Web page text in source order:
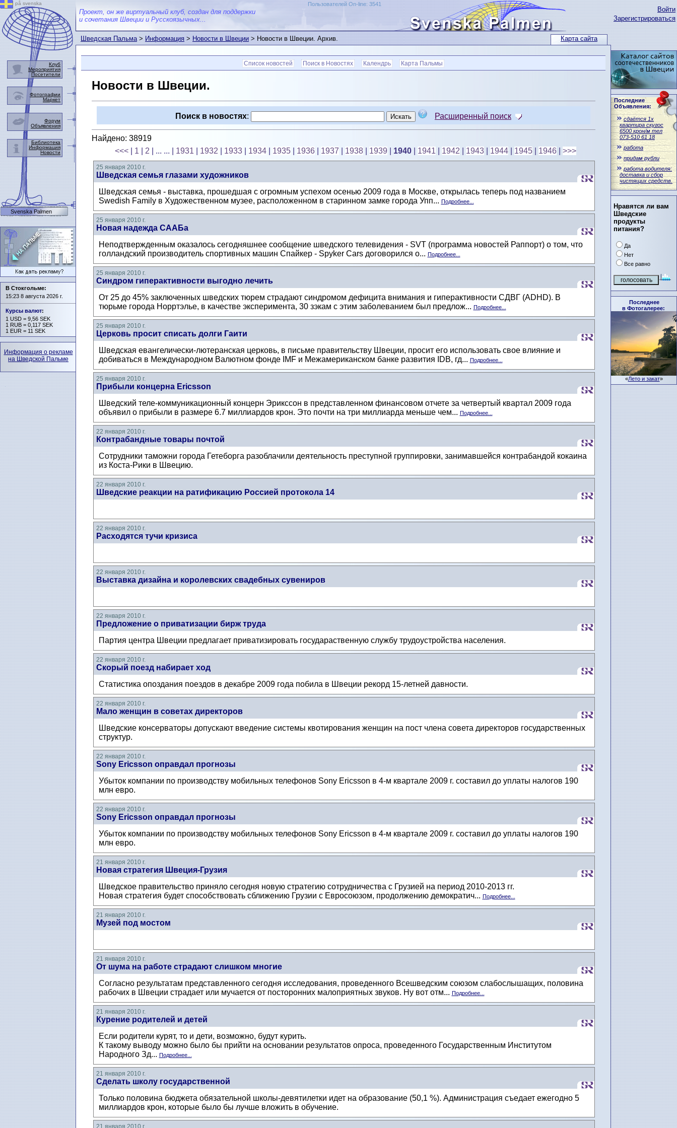
Карта сайта
Войти
Зарегистрироваться
Последние
Объявления:
сдаётся 1x
квартира скугос
6500 крон/м тел
073-510 61 18
работа
придам рубли
работа водителя:
доставка и сбор
чистящих средств.
Нравятся ли вам
Шведские
продукты
питания?
Да
Нет
Все равно
Последнее
в Фотогалерее:
«Лето и закат»
Проект, он же виртуальный клуб, создан для поддержки
и сочетания Швеции и Русскоязычных...
Пользователей On-line: 3541
Шведская Пальма>Информация>Новости в Швеции> Новости в Швеции. Архив.
Список новостей Поиск в Новостях Календрь Карта Пальмы
Новости в Швеции.
Поиск в новостях: Расширенный поиск
Найдено: 38919
<<<
1 2 | ... ... 1931 1932 1933 1934 1935 1936 1937 1938 1939 1940 1941 1942 1943 1944 1945 1946 >>>
25 января 2010 г.
Шведская семья глазами художников
Шведская семья - выставка, прошедшая с огромным успехом осенью 2009 года в Москве, открылась теперь под названием
Swedish Family в Художественном музее, расположенном в старинном замке города Упп... Подробнее...
25 января 2010 г.
Новая надежда СААБа
Неподтвержденным оказалось сегодняшнее сообщение шведского телевидения - SVT (программа новостей Раппорт) о том, что
голландский производитель спортивных машин Спайкер - Spyker Cars договорился о... Подробнее...
25 января 2010 г.
Синдром гиперактивности выгодно лечить
От 25 до 45% заключенных шведских тюрем страдают синдромом дефицита внимания и гиперактивности СДВГ (ADHD). В
тюрьме города Норртэлье, в качестве эксперимента, 30 зэкам с этим заболеванием был предлож... Подробнее...
25 января 2010 г.
Церковь просит списать долги Гаити
Шведская евангелически-лютеранская церковь, в письме правительству Швеции, просит его использовать свое влияние и
добиваться в Международном Валютном фонде IMF и Межамериканском банке развития IDB, гд... Подробнее...
25 января 2010 г.
Прибыли концерна Ericsson
Шведский теле-коммуникационный концерн Эрикссон в представленном финансовом отчете за четвертый квартал 2009 года
объявил о прибыли в размере 6.7 миллиардов крон. Это почти на три миллиарда меньше чем... Подробнее...
22 января 2010 г.
Контрабандные товары почтой
Сотрудники таможни города Гетеборга разоблачили деятельность преступной группировки, занимавшейся контрабандой кокаина
из Коста-Рики в Швецию.
22 января 2010 г.
Шведские реакции на ратификацию Россией протокола 14
22 января 2010 г.
Расходятся тучи кризиса
22 января 2010 г.
Выставка дизайна и королевских свадебных сувениров
22 января 2010 г.
Предложение о приватизации бирж труда
Партия центра Швеции предлагает приватизировать государаственную службу трудоустройства населения.
22 января 2010 г.
Cкорый поезд набирает ход
Статистика опоздания поездов в декабре 2009 года побила в Швеции рекорд 15-летней давности.
22 января 2010 г.
Мало женщин в советах директоров
Шведские консерваторы допускают введение системы квотирования женщин на пост члена совета директоров государственных
структур.
22 января 2010 г.
Sony Ericsson оправдал прогнозы
Убыток компании по производству мобильных телефонов Sony Ericsson в 4-м квартале 2009 г. составил до уплаты налогов 190
млн евро.
22 января 2010 г.
Sony Ericsson оправдал прогнозы
Убыток компании по производству мобильных телефонов Sony Ericsson в 4-м квартале 2009 г. составил до уплаты налогов 190
млн евро.
21 января 2010 г.
Новая стратегия Швеция-Грузия
Шведское правительство приняло сегодня новую стратегию сотрудничества с Грузией на период 2010-2013 гг.
Новая стратегия будет способствовать сближению Грузии с Евросоюзом, продолжению демократич... Подробнее...
21 января 2010 г.
Музей под мостом
21 января 2010 г.
От шума на работе страдают слишком многие
Согласно результатам представленного сегодня исследования, проведенного Всешведским союзом слабослышащих, половина
рабочих в Швеции страдает или мучается от посторонних малоприятных звуков. Ну вот отм... Подробнее...
21 января 2010 г.
Курение родителей и детей
Если родители курят, то и дети, возможно, будут курить.
К такому выводу можно было бы прийти на основании результатов опроса, проведенного Государственным Институтом
Народного Зд... Подробнее...
21 января 2010 г.
Сделать школу государственной
Только половина бюджета обязательной школы-девятилетки идет на образование (50,1 %). Администрация съедает ежегодно 5
миллиардов крон, которые было бы лучше вложить в обучение.
21 января 2010 г.
på svenska
Клуб
Мероприятия
Посетители
Фотографии
Маркет
Форум
Объявления
Библиотека
Информация
Новости
Svenska Palmen
В Стокгольме:
15:23 8 августа 2026 г.
Курсы валют:
1 USD = 9,56 SEK
1 RUB = 0,117 SEK
1 EUR = 11 SEK
Информация о рекламе
на Шведской Пальме